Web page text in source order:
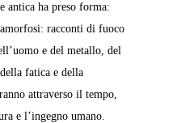
antica ha preso forma:
racconti di fuoco
e del metallo, del
fatica e della
attraverso il tempo,
e l’ingegno umano.